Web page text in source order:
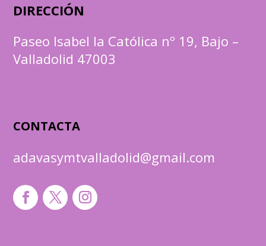
DIRECCIÓN
Paseo Isabel la Católica nº 19, Bajo –
Valladolid 47003
CONTACTA
adavasymtvalladolid@gmail.com